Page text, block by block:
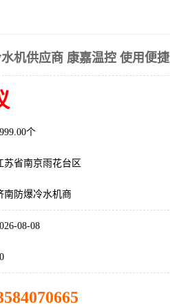
机供应商 康嘉温控 使用便捷
个
苏省南京雨花台区
南防爆冷水机商
08-08